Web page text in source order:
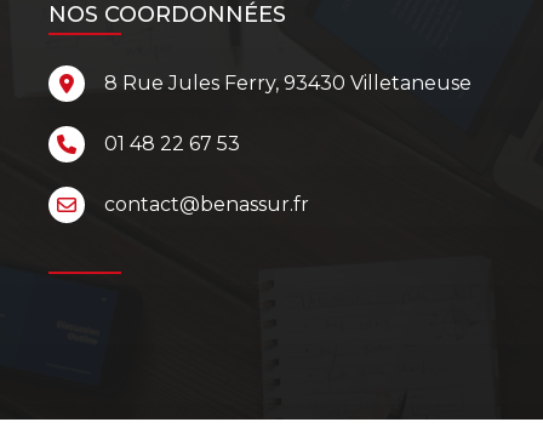
NOS COORDONNÉES
8 Rue Jules Ferry, 93430 Villetaneuse
01 48 22 67 53
contact@benassur.fr